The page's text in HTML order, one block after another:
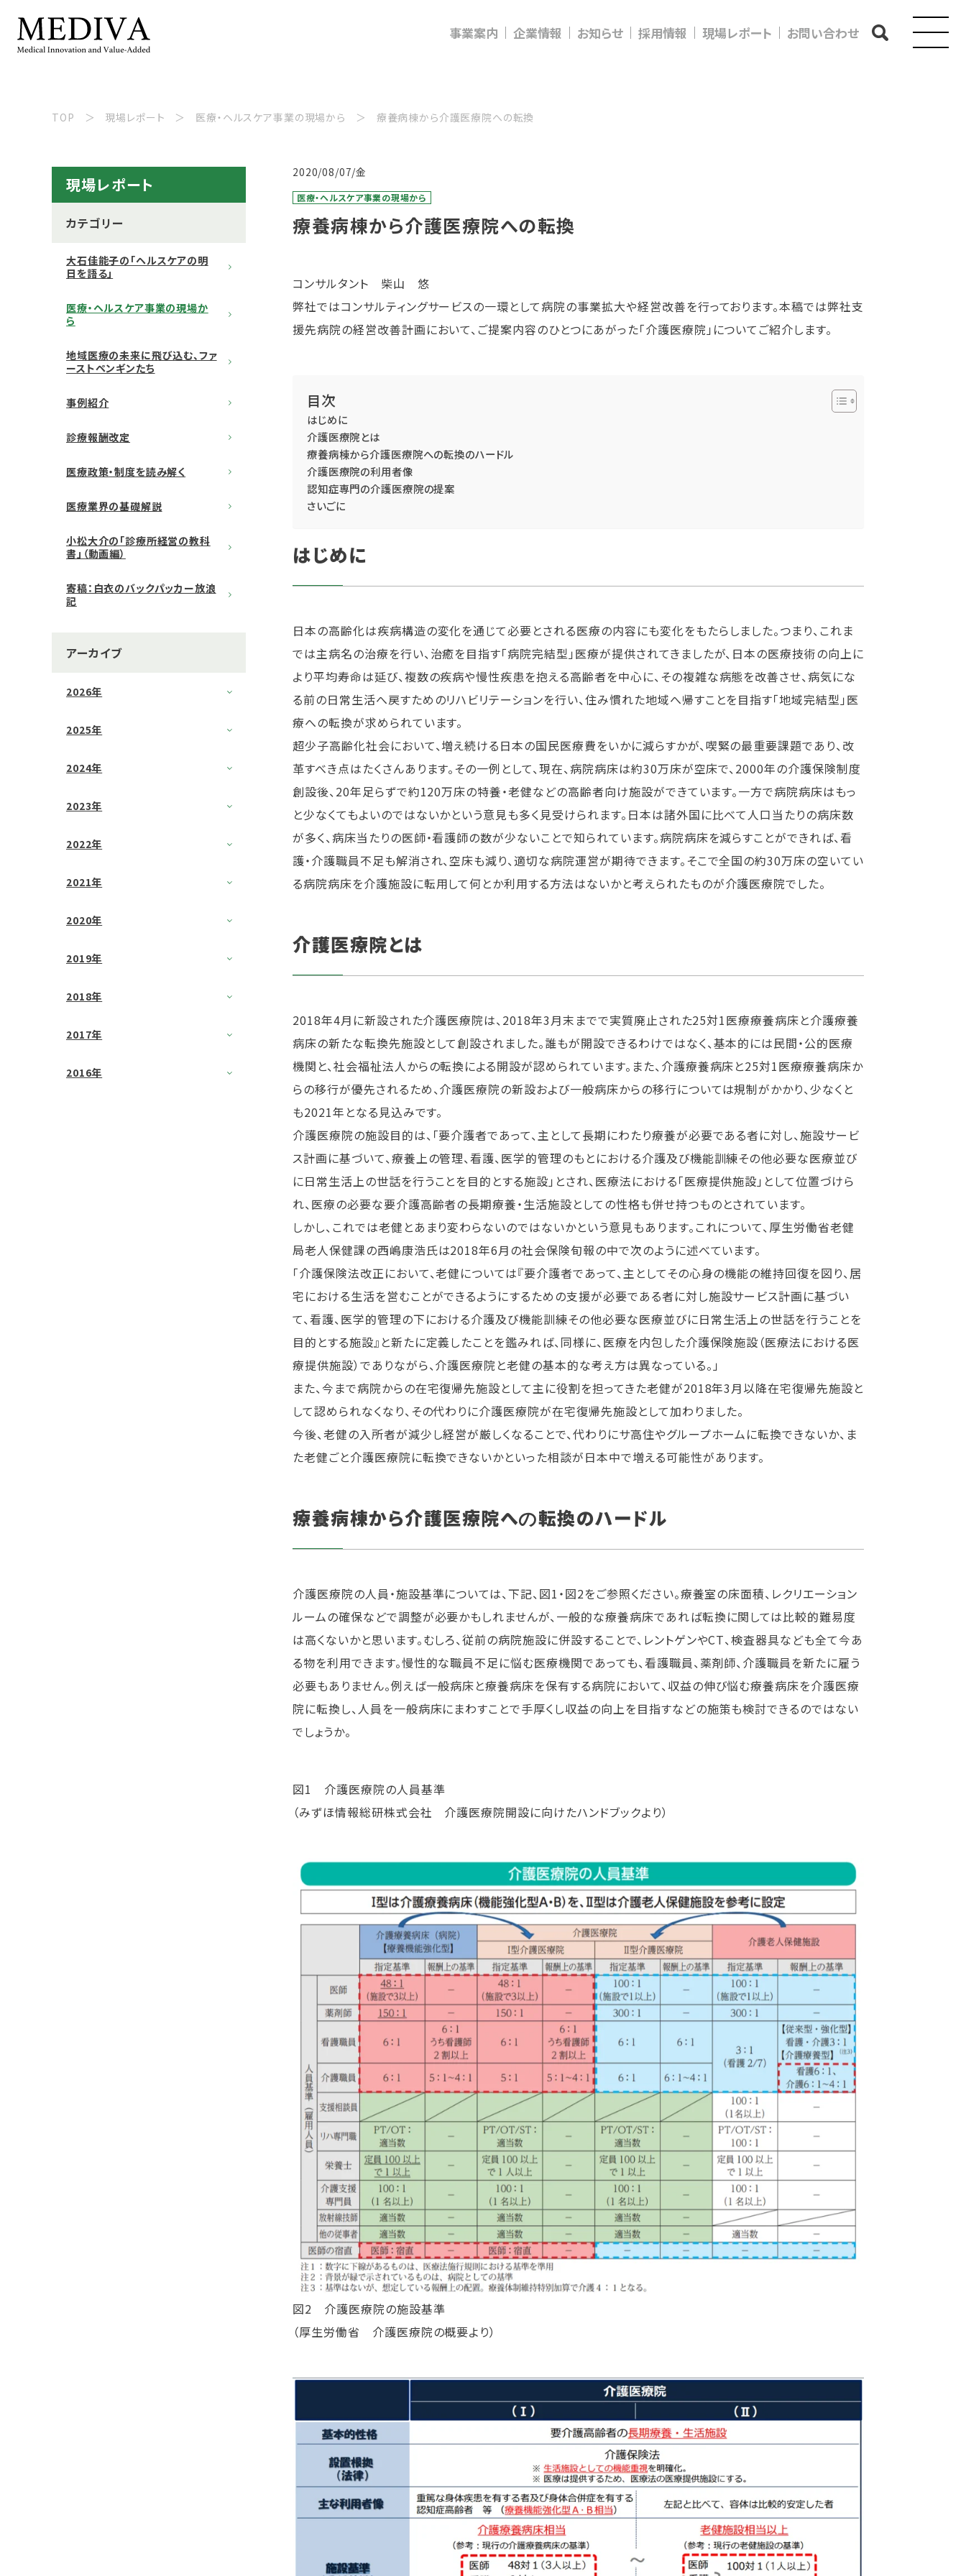
事業案内 企業情報 お知らせ 採用情報 現場レポート お問い合わせ
TOP 現場レポート 医療・ヘルスケア事業の現場から 療養病棟から介護医療院への転換
現場レポート
カテゴリー
大石佳能子の「ヘルスケアの明
日を語る」
医療・ヘルスケア事業の現場か
ら
地域医療の未来に飛び込む、ファ
ーストペンギンたち
事例紹介
診療報酬改定
医療政策・制度を読み解く
医療業界の基礎解説
小松大介の「診療所経営の教科
書」（動画編）
寄稿：白衣のバックパッカー放浪
記
アーカイブ
2026年
2025年
2024年
2023年
2022年
2021年
2020年
2019年
2018年
2017年
2016年
2020/08/07/金
医療・ヘルスケア事業の現場から
療養病棟から介護医療院への転換
コンサルタント 柴山 悠
弊社ではコンサルティングサービスの一環として病院の事業拡大や経営改善を行っております。本稿では弊社支
援先病院の経営改善計画において、ご提案内容のひとつにあがった「介護医療院」についてご紹介します。
目次
はじめに
介護医療院とは
療養病棟から介護医療院への転換のハードル
介護医療院の利用者像
認知症専門の介護医療院の提案
さいごに
はじめに
日本の高齢化は疾病構造の変化を通じて必要とされる医療の内容にも変化をもたらしました。つまり、これま
では主病名の治療を行い、治癒を目指す「病院完結型」医療が提供されてきましたが、日本の医療技術の向上に
より平均寿命は延び、複数の疾病や慢性疾患を抱える高齢者を中心に、その複雑な病態を改善させ、病気にな
る前の日常生活へ戻すためのリハビリテーションを行い、住み慣れた地域へ帰すことを目指す「地域完結型」医
療への転換が求められています。
超少子高齢化社会において、増え続ける日本の国民医療費をいかに減らすかが、喫緊の最重要課題であり、改
革すべき点はたくさんあります。その一例として、現在、病院病床は約30万床が空床で、2000年の介護保険制度
創設後、20年足らずで約120万床の特養・老健などの高齢者向け施設ができています。一方で病院病床はもっ
と少なくてもよいのではないかという意見も多く見受けられます。日本は諸外国に比べて人口当たりの病床数
が多く、病床当たりの医師・看護師の数が少ないことで知られています。病院病床を減らすことができれば、看
護・介護職員不足も解消され、空床も減り、適切な病院運営が期待できます。そこで全国の約30万床の空いてい
る病院病床を介護施設に転用して何とか利用する方法はないかと考えられたものが介護医療院でした。
介護医療院とは
2018年4月に新設された介護医療院は、2018年3月末までで実質廃止された25対1医療療養病床と介護療養
病床の新たな転換先施設として創設されました。誰もが開設できるわけではなく、基本的には民間・公的医療
機関と、社会福祉法人からの転換による開設が認められています。また、介護療養病床と25対1医療療養病床か
らの移行が優先されるため、介護医療院の新設および一般病床からの移行については規制がかかり、少なくと
も2021年となる見込みです。
介護医療院の施設目的は、「要介護者であって、主として長期にわたり療養が必要である者に対し、施設サービ
ス計画に基づいて、療養上の管理、看護、医学的管理のもとにおける介護及び機能訓練その他必要な医療並び
に日常生活上の世話を行うことを目的とする施設」とされ、医療法における「医療提供施設」として位置づけら
れ、医療の必要な要介護高齢者の長期療養・生活施設としての性格も併せ持つものとされています。
しかし、これでは老健とあまり変わらないのではないかという意見もあります。これについて、厚生労働省老健
局老人保健課の西嶋康浩氏は2018年6月の社会保険旬報の中で次のように述べています。
「介護保険法改正において、老健については『要介護者であって、主としてその心身の機能の維持回復を図り、居
宅における生活を営むことができるようにするための支援が必要である者に対し施設サービス計画に基づい
て、看護、医学的管理の下における介護及び機能訓練その他必要な医療並びに日常生活上の世話を行うことを
目的とする施設』と新たに定義したことを鑑みれば、同様に、医療を内包した介護保険施設（医療法における医
療提供施設）でありながら、介護医療院と老健の基本的な考え方は異なっている。」
また、今まで病院からの在宅復帰先施設として主に役割を担ってきた老健が2018年3月以降在宅復帰先施設と
して認められなくなり、その代わりに介護医療院が在宅復帰先施設として加わりました。
今後、老健の入所者が減少し経営が厳しくなることで、代わりにサ高住やグループホームに転換できないか、ま
た老健ごと介護医療院に転換できないかといった相談が日本中で増える可能性があります。
療養病棟から介護医療院への転換のハードル
介護医療院の人員・施設基準については、下記、図1・図2をご参照ください。療養室の床面積、レクリエーション
ルームの確保などで調整が必要かもしれませんが、一般的な療養病床であれば転換に関しては比較的難易度
は高くないかと思います。むしろ、従前の病院施設に併設することで、レントゲンやCT、検査器具なども全て今あ
る物を利用できます。慢性的な職員不足に悩む医療機関であっても、看護職員、薬剤師、介護職員を新たに雇う
必要もありません。例えば一般病床と療養病床を保有する病院において、収益の伸び悩む療養病床を介護医療
院に転換し、人員を一般病床にまわすことで手厚くし収益の向上を目指すなどの施策も検討できるのではない
でしょうか。
図1 介護医療院の人員基準
（みずほ情報総研株式会社 介護医療院開設に向けたハンドブックより）
図2 介護医療院の施設基準
（厚生労働省 介護医療院の概要より）